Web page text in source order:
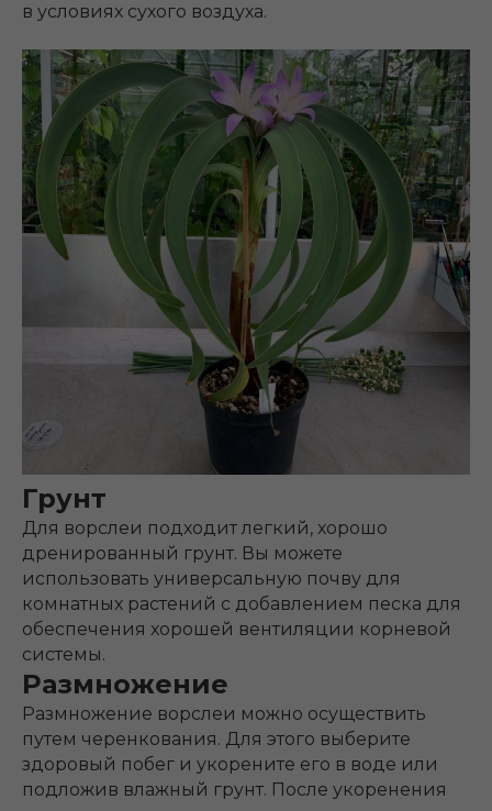
в условиях сухого воздуха.
Грунт
Для ворслеи подходит легкий, хорошо
дренированный грунт. Вы можете
использовать универсальную почву для
комнатных растений с добавлением песка для
обеспечения хорошей вентиляции корневой
системы.
Размножение
Размножение ворслеи можно осуществить
путем черенкования. Для этого выберите
здоровый побег и укорените его в воде или
подложив влажный грунт. После укоренения